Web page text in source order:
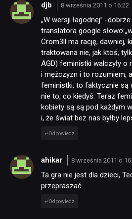
djb 8 września 2011 o 16:22
„W wersji łagodnej” -
translatora google słowo
Crom3ll ma rację, dawniej,
traktowana nie, jak ktoś,
AGD) feministki walczyły o
i mężczyzn i to rozumiem,
feministki, to faktycznie są
nie to, co kiedyś. Teraz
kobiety są są pod każdym
i, że świat bez nas byłby
Odpowiedz
ahikar 8 września 2011 o
Ta gra nie jest dla dzieci,
przepraszać
Odpowiedz